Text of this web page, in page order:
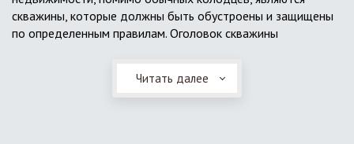
скважины, которые должны быть обустроены и защищены
по определенным правилам. Оголовок скважины
и автоматикой. Все это оборудование способно
подвергаться загрязнению атмосферными и
Читать далее